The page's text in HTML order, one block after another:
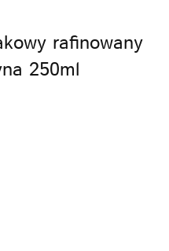
rafinowany
250ml